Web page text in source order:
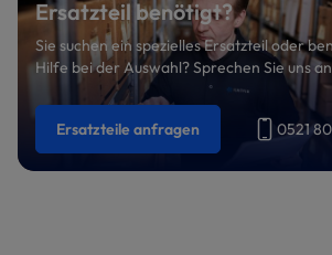
Ersatzteil benötigt?
Sie suchen ein spezielles Ersatzteil oder
Hilfe bei der Auswahl? Sprechen Sie uns
Ersatzteile anfragen 0521